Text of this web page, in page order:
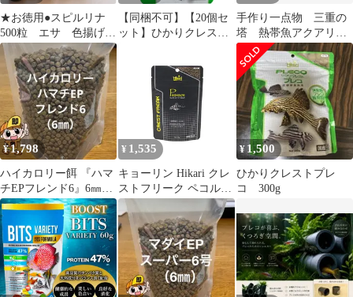
★お徳用●スピルリナ
500粒 エサ 色揚げ
メダカ らんちゅう
プレコ
【同梱不可】【20個セ
ット】ひかりクレスト
手作り一点物 三重の
塔 熱帯魚アクアリウ
ムシェルター
¥1,798
ハイカロリー餌 『ハマ
チEPフレンド6』6㎜
1kg 沈下性 高タンパク
高脂肪
¥ 1,535
キョーリン Hikari クレ
ストフリーク ペコルテ
20g 観賞魚用フード （1
点）
¥ 1,500
ひかりクレストプレ
コ 300g